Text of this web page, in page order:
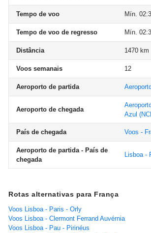
Tempo de voo Mín.
Tempo de voo de regresso Mín.
Distância 1470 km
Voos semanais 12
Aeroporto de partida
Aeroporto de chegada
Azul
País de chegada Voos -
Aeroporto de partida - País de
chegada
Lisboa -
Rotas alternativas para França
Voos Lisboa - Paris - Orly
Voos Lisboa - Clermont Ferrand Auvérnia
Voos Lisboa - Pau - Pirinéus